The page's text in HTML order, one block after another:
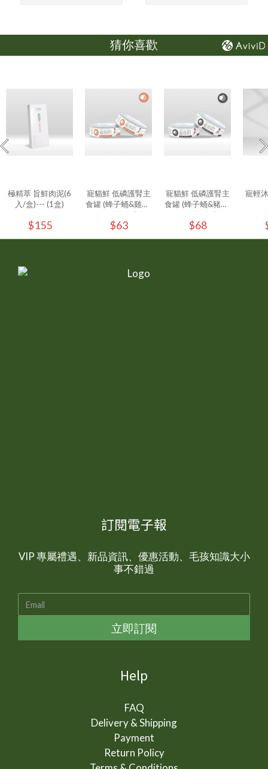
猜你喜歡
極精萃 旨鮮肉泥(6
入/盒)--- (1盒)
$155
寵貓鮮 低磷護腎主
食罐 (蜂子蛹&雞肉)
80g/罐 - (1入)
$63
寵貓鮮 低磷護腎主
食罐 (蜂子蛹&豬肉)
80g/罐 - (1入)
$68
寵輕
訂閱電子報
VIP 專屬禮遇、新品資訊、優惠活動、毛孩知識大小
事不錯過
立即訂閱
Help
FAQ
Delivery & Shipping
Payment
Return Policy